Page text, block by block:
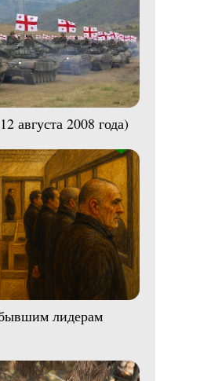
августа 2008 года)
лидерам